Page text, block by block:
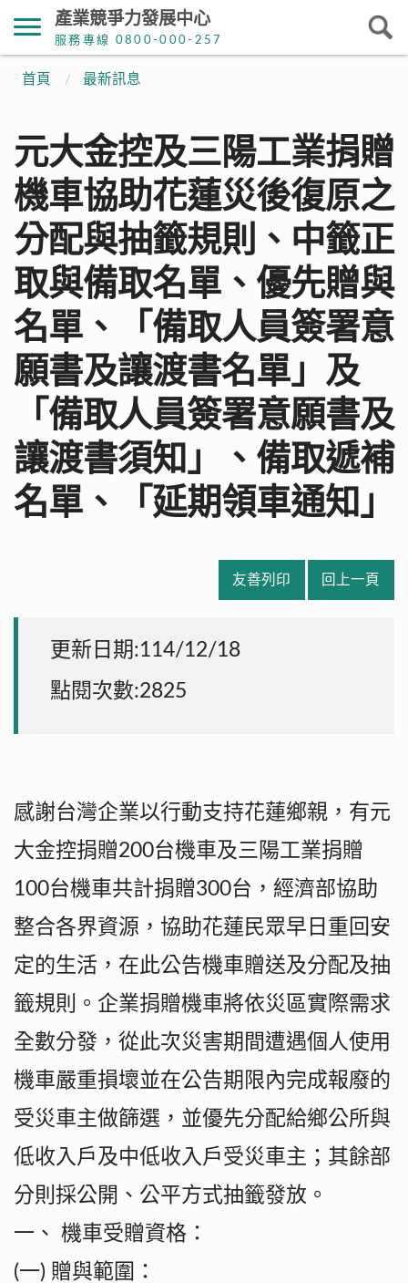
產業競爭力發展中心
服務專線 0800-000-257
首頁 最新訊息
元大金控及三陽工業捐贈
機車協助花蓮災後復原之
分配與抽籤規則、中籤正
取與備取名單、優先贈與
名單、「備取人員簽署意
願書及讓渡書名單」及
「備取人員簽署意願書及
讓渡書須知」、備取遞補
名單、「延期領車通知」
友善列印 回上一頁
更新日期:114/12/18
點閱次數:2825
感謝台灣企業以行動支持花蓮鄉親，有元
大金控捐贈200台機車及三陽工業捐贈
100台機車共計捐贈300台，經濟部協助
整合各界資源，協助花蓮民眾早日重回安
定的生活，在此公告機車贈送及分配及抽
籤規則。企業捐贈機車將依災區實際需求
全數分發，從此次災害期間遭遇個人使用
機車嚴重損壞並在公告期限內完成報廢的
受災車主做篩選，並優先分配給鄉公所與
低收入戶及中低收入戶受災車主；其餘部
分則採公開、公平方式抽籤發放。
一、 機車受贈資格：
(一) 贈與範圍：